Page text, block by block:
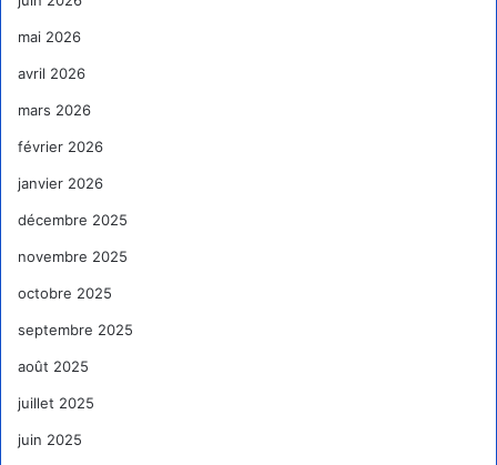
mai 2026
avril 2026
mars 2026
février 2026
janvier 2026
décembre 2025
novembre 2025
octobre 2025
septembre 2025
août 2025
juillet 2025
juin 2025